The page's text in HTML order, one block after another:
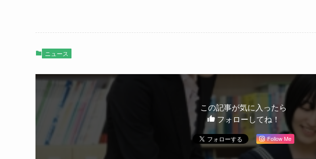
ニュース
この記事が気に入ったら
フォローしてね！
Follow Me